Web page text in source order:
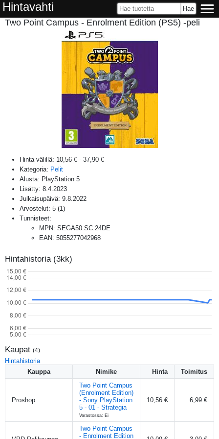
Hintavahti
Two Point Campus - Enrolment Edition (PS5) -peli
Hinta välillä: 10,56 € - 37,90 €
Kategoria: Pelit
Alusta: PlayStation 5
Lisätty: 8.4.2023
Julkaisupäivä: 9.8.2022
Arvostelut: 5 (1 )
Tunnisteet:
MPN: SEGA50.SC.24DE
EAN: 5055277042968
Hintahistoria (3kk)
Kaupat (4)
Hintahistoria
Kauppa
Nimike Hinta Toimitus
Proshop
Two Point Campus
(Enrolment Edition)
- Sony PlayStation
5 - 01 - Strategia
Varastossa: Ei
10,56 € 6,99 €
Two Point Campus
- Enrolment Edition